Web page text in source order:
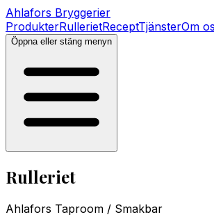
Ahlafors Bryggerier
ProdukterRullerietReceptTjänsterOm
Öppna eller stäng menyn
Rulleriet
Ahlafors Taproom / Smakbar